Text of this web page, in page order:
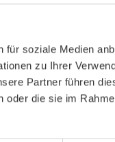
für soziale Medien
zu Ihrer
Partner führen
oder die sie im